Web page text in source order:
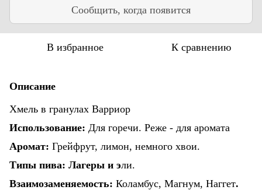
Сообщить, когда появится
В избранное К сравнению
Описание
Хмель в гранулах Варриор
Использование: Для горечи. Реже - для аромата
Аромат: Грейфрут, лимон, немного хвои.
Типы пива: Лагеры и эли.
Взаимозаменяемость: Коламбус, Магнум, Наггет.